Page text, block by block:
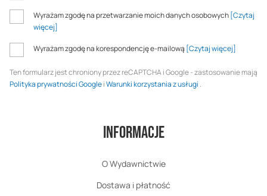
Wyrażam zgodę na przetwarzanie moich danych osobowych[Czytaj
więcej]
Wyrażam zgodę na korespondencję e-mailową [Czytaj więcej]
Ten formularz jest chroniony przez reCAPTCHA i Google - zastosowanie mają
Polityka prywatności GoogleiWarunki korzystania z usługi .
Informacje
O Wydawnictwie
Dostawa i płatność